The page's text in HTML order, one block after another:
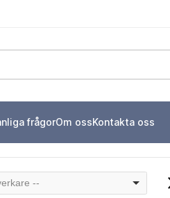
frågorOm ossKontakta oss
--